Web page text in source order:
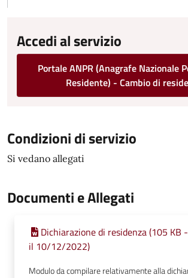
Accedi al servizio
Portale ANPR (Anagrafe Nazionale
Residente) - Cambio di
Condizioni di servizio
Si vedano allegati
Documenti e Allegati
Dichiarazione di residenza (105 KB
il 10/12/2022)
Modulo da compilare relativamente alla